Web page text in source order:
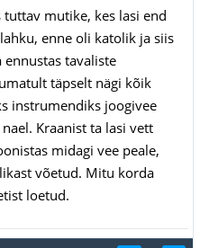
mutike, kes lasi end
enne oli katolik ja siis
tavaliste
täpselt nägi kõik
instrumendiks joogivee
Kraanist ta lasi vett
midagi vee peale,
võetud. Mitu korda
loetud.